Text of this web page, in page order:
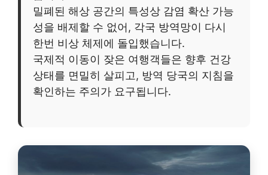
밀폐된 해상 공간의 특성상 감염 확산 가능
성을 배제할 수 없어, 각국 방역망이 다시
한번 비상 체제에 돌입했습니다.
국제적 이동이 잦은 여행객들은 향후 건강
상태를 면밀히 살피고, 방역 당국의 지침을
확인하는 주의가 요구됩니다.